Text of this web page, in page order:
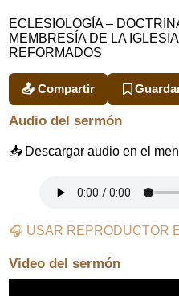
ECLESIOLOGÍA –
MEMBRESÍA DE LA
REFORMADOS
📤 Compartir
Audio del sermón
📥 Descargar audio en el
🎧 USAR REPRODUCTOR
Video del sermón